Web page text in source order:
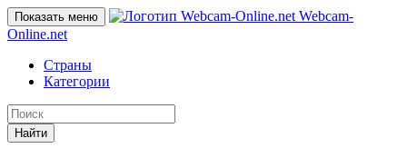
Показать меню
Webcam-
Online.net
Страны
Категории
Найти